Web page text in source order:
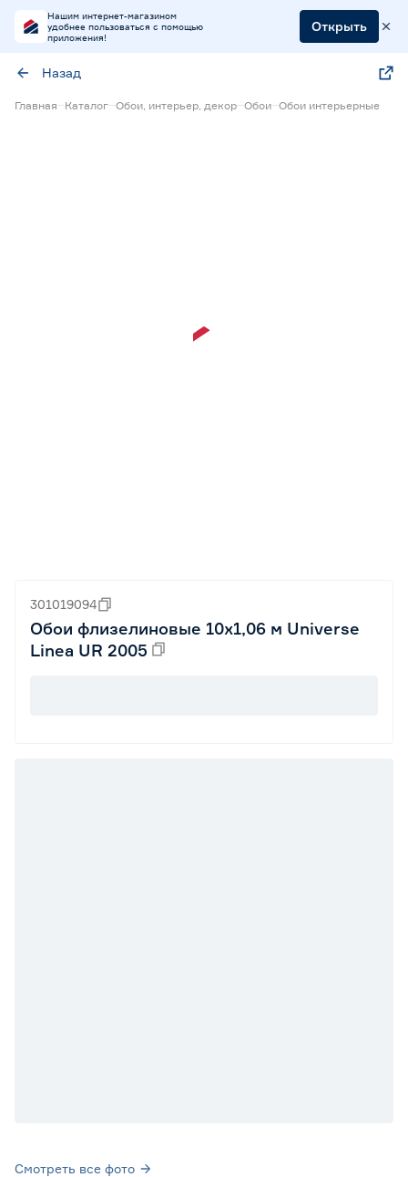
Нашим интернет-магазином
удобнее пользоваться с помощью
приложения!
Открыть
Назад
Главная Каталог Обои, интерьер, декор Обои Обои интерьерные
301019094
Обои флизелиновые 10х1,06 м Universe
Linea UR 2005
Смотреть все фото